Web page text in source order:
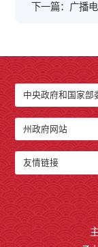
下一篇：广播
中央政府和国家部
州政府网站
友情链接